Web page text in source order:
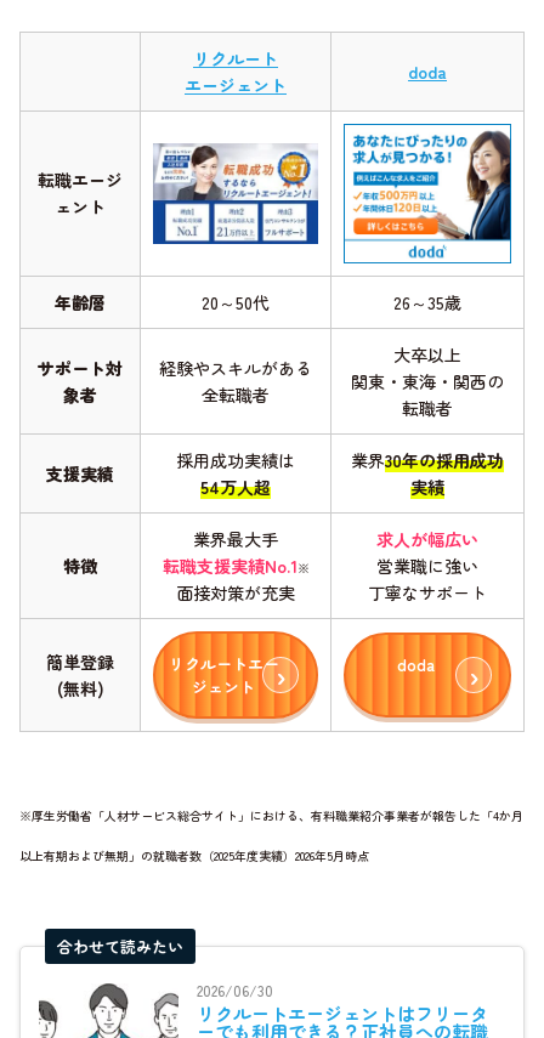
リクルート
エージェント
doda
転職エージ
ェント
年齢層 20～50代 26～35歳
サポート対
象者
経験やスキルがある
全転職者
大卒以上
関東・東海・関西の
転職者
支援実績
採用成功実績は
54万人超
業界30年の採用成功
実績
特徴
業界最大手
転職支援実績No.1※
面接対策が充実
求人が幅広い
営業職に強い
丁寧なサポート
簡単登録
(無料)
リクルートエー
ジェント
doda
※厚生労働省「人材サービス総合サイト」における、有料職業紹介事業者が報告した「4か月
以上有期および無期」の就職者数（2025年度実績）2026年5月時点
合わせて読みたい
2026/06/30
リクルートエージェントはフリータ
ーでも利用できる？正社員への転職